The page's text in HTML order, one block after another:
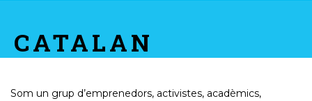
CATALAN
Som un grup d’emprenedors, activistes, acadèmics,